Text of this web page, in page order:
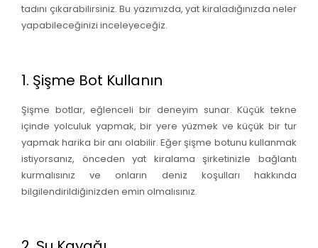
tadını çıkarabilirsiniz. Bu yazımızda, yat kiraladığınızda neler
yapabileceğinizi inceleyeceğiz.
1. Şişme Bot Kullanın
Şişme botlar, eğlenceli bir deneyim sunar. Küçük tekne
içinde yolculuk yapmak, bir yere yüzmek ve küçük bir tur
yapmak harika bir anı olabilir. Eğer şişme botunu kullanmak
istiyorsanız, önceden yat kiralama şirketinizle bağlantı
kurmalısınız ve onların deniz koşulları hakkında
bilgilendirildiğinizden emin olmalısınız.